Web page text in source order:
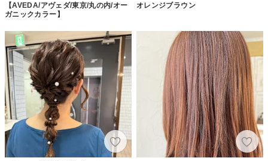
【AVEDA/アヴェダ/東京/丸の内/オー
ガニックカラー】
オレンジブラウン